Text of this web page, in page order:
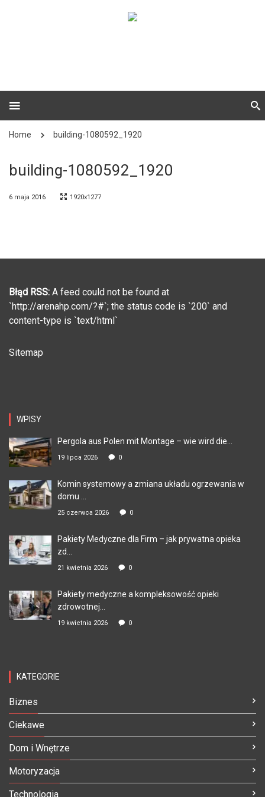
Home building-1080592_1920
building-1080592_1920
6 maja 2016 1920x1277
Błąd RSS: A feed could not be found at
`http://arenahp.com/?#`; the status code is `200` and
content-type is `text/html`
Sitemap
WPISY
Pergola aus Polen mit Montage – wie wird die...
19 lipca 2026 0
Komin systemowy a zmiana układu ogrzewania w
domu ...
25 czerwca 2026 0
Pakiety Medyczne dla Firm – jak prywatna opieka
zd...
21 kwietnia 2026 0
Pakiety medyczne a kompleksowość opieki
zdrowotnej...
19 kwietnia 2026 0
KATEGORIE
Biznes
Ciekawe
Dom i Wnętrze
Motoryzacja
Technologia